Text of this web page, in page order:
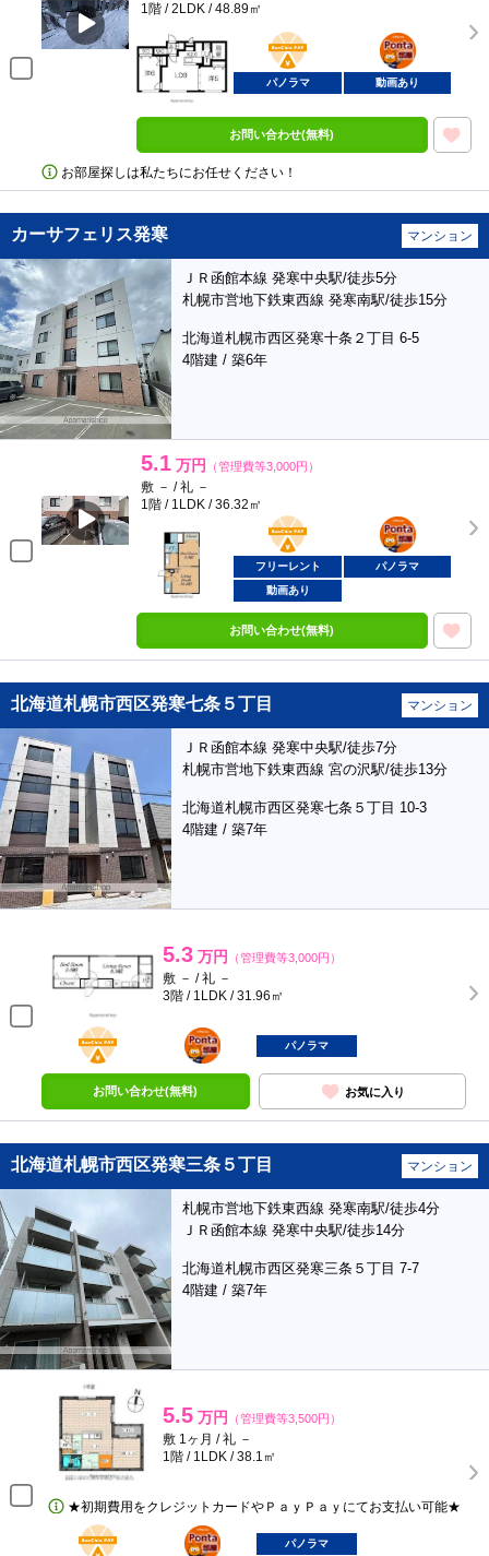
1階 / 2LDK / 48.89㎡
BunChinPAY
ポンタ
部屋
パノラマ 動画あり
お問い合わせ(無料)
お部屋探しは私たちにお任せください！
カーサフェリス発寒 マンション
ＪＲ函館本線 発寒中央駅/徒歩5分
札幌市営地下鉄東西線 発寒南駅/徒歩15分
北海道札幌市西区発寒十条２丁目 6-5
4階建 / 築6年
5.1 万円 （管理費等3,000円）
敷 － / 礼 －
1階 / 1LDK / 36.32㎡
BunChinPAY
ポンタ
部屋
フリーレント
パノラマ
動画あり
お問い合わせ(無料)
北海道札幌市西区発寒七条５丁目 マンション
ＪＲ函館本線 発寒中央駅/徒歩7分
札幌市営地下鉄東西線 宮の沢駅/徒歩13分
北海道札幌市西区発寒七条５丁目 10-3
4階建 / 築7年
5.3 万円 （管理費等3,000円）
敷 － / 礼 －
3階 / 1LDK / 31.96㎡
BunChinPAY
ポンタ
部屋
パノラマ
お問い合わせ(無料) お気に入り
北海道札幌市西区発寒三条５丁目 マンション
札幌市営地下鉄東西線 発寒南駅/徒歩4分
ＪＲ函館本線 発寒中央駅/徒歩14分
北海道札幌市西区発寒三条５丁目 7-7
4階建 / 築7年
5.5 万円 （管理費等3,500円）
敷 1ヶ月 / 礼 －
1階 / 1LDK / 38.1㎡
★初期費用をクレジットカードやＰａｙＰａｙにてお支払い可能★
BunChinPAY
ポンタ
部屋
パノラマ